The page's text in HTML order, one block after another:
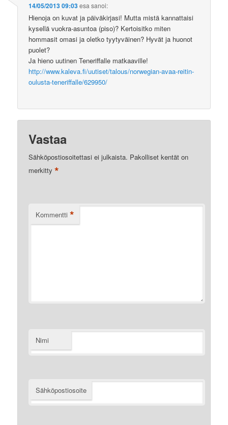
14/05/2013 09:03esa sanoi:
Hienoja on kuvat ja päiväkirjasi! Mutta mistä kannattaisi
kysellä vuokra-asuntoa (piso)? Kertoisitko miten
hommasit omasi ja oletko tyytyväinen? Hyvät ja huonot
puolet?
Ja hieno uutinen Teneriffalle matkaaville!
http://www.kaleva.fi/uutiset/talous/norwegian-avaa-reitin-
oulusta-teneriffalle/629950/
Vastaa
Sähköpostiosoitettasi ei julkaista. Pakolliset kentät on
merkitty*
Kommentti *
Nimi
Sähköpostiosoite